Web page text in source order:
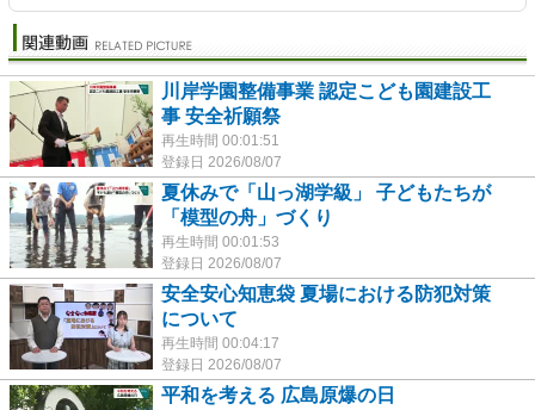
川岸学園整備事業 認定こども園建設工
事 安全祈願祭
再生時間 00:01:51
登録日 2026/08/07
夏休みで「山っ湖学級」 子どもたちが
「模型の舟」づくり
再生時間 00:01:53
登録日 2026/08/07
安全安心知恵袋 夏場における防犯対策
について
再生時間 00:04:17
登録日 2026/08/07
平和を考える 広島原爆の日